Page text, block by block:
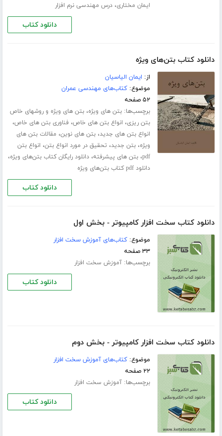
ایمان مختاری،درس مهندسی نرم افزار
دانلود کتاب
دانلود کتاب بتن‌های ویژه
از: ایمان الیاسیان
موضوع:کتاب‌های مهندسی عمران
۵۲ صفحه
برچسب‌ها:بتن های ویژه،بتن های ویژه و روشهای خاص
بتن ریزی، انواع بتن های خاص، فناوری بتن های خاص،
انواع بتن های جدید،بتن های نوین، مقالات بتن های
ویژه،بتن جدید، تحقیق در مورد انواع بتن، انواع بتن
pdf،بتن های پیشرفته،دانلود رایگان کتاب بتن‌های ویژه،
دانلود pdf کتاب بتن‌های ویژه
دانلود کتاب
دانلود کتاب سخت افزار کامپیوتر - بخش اول
موضوع:کتاب‌های آموزش سخت افزار
۳۳ صفحه
برچسب‌ها:آموزش سخت افزار
دانلود کتاب
دانلود کتاب سخت افزار کامپیوتر - بخش دوم
موضوع:کتاب‌های آموزش سخت افزار
۲۲ صفحه
برچسب‌ها:آموزش سخت افزار
دانلود کتاب